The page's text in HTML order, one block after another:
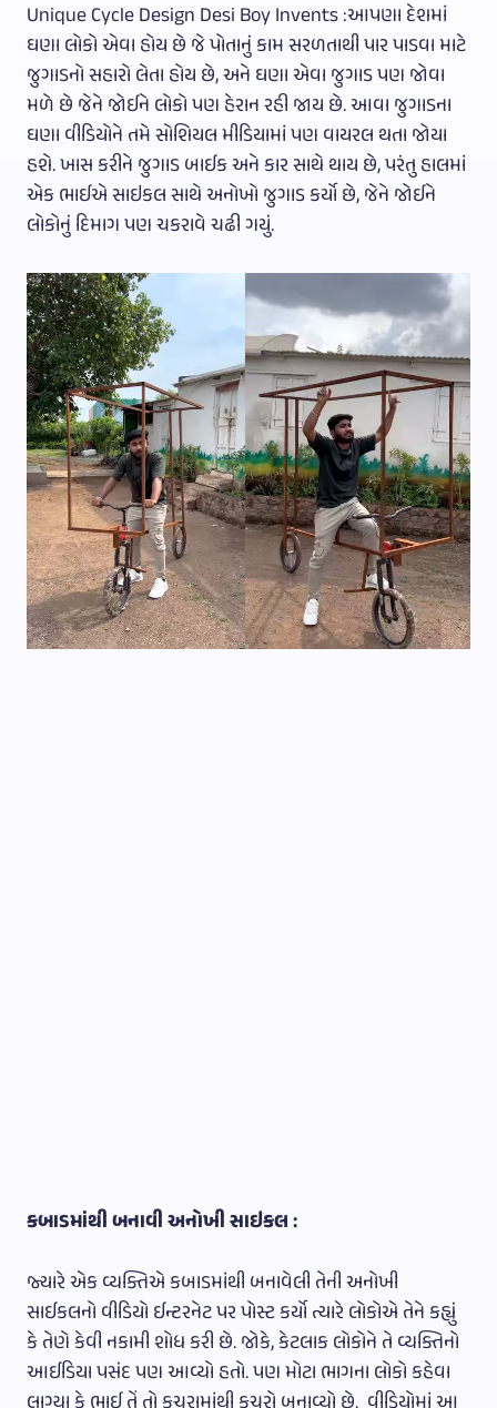
Unique Cycle Design Desi Boy Invents :આપણા દેશમાં
ઘણા લોકો એવા હોય છે જે પોતાનું કામ સરળતાથી પાર પાડવા માટે
જુગાડનો સહારો લેતા હોય છે, અને ઘણા એવા જુગાડ પણ જોવા
મળે છે જેને જોઈને લોકો પણ હેરાન રહી જાય છે. આવા જુગાડના
ઘણા વીડિયોને તમે સોશિયલ મીડિયામાં પણ વાયરલ થતા જોયા
હશે. ખાસ કરીને જુગાડ બાઈક અને કાર સાથે થાય છે, પરંતુ હાલમાં
એક ભાઈએ સાઇકલ સાથે અનોખો જુગાડ કર્યો છે, જેને જોઈને
લોકોનું દિમાગ પણ ચકરાવે ચઢી ગયું.
કબાડમાંથી બનાવી અનોખી સાઇકલ :
જ્યારે એક વ્યક્તિએ કબાડમાંથી બનાવેલી તેની અનોખી
સાઈકલનો વીડિયો ઈન્ટરનેટ પર પોસ્ટ કર્યો ત્યારે લોકોએ તેને કહ્યું
કે તેણે કેવી નકામી શોધ કરી છે. જોકે, કેટલાક લોકોને તે વ્યક્તિનો
આઈડિયા પસંદ પણ આવ્યો હતો. પણ મોટા ભાગના લોકો કહેવા